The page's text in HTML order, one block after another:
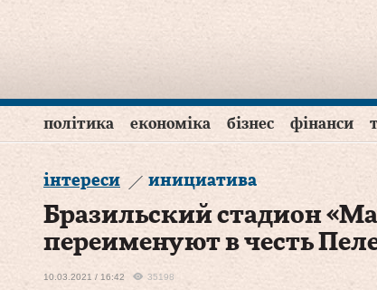
політика економіка бізнес фінанси
інтереси инициатива
Бразильский стадион
переименуют в честь
10.03.2021 / 16:42 35198